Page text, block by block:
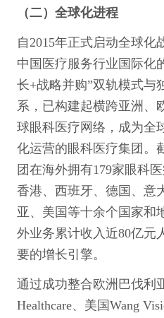
（二）全球化进程
自2015年正式启动全球化
中国医疗服务行业国际化
长+战略并购”双轨模式与
系，已构建起横跨亚洲、
球眼科医疗网络，成为全
化运营的眼科医疗集团。
团在海外拥有179家眼科
香港、西班牙、德国、意
亚、美国等十余个国家和
外业务累计收入近80亿元
要的增长引擎。
通过成功整合欧洲巴伐利
Healthcare、美国Wang